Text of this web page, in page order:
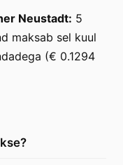
Neustadt: 5
maksab sel kuul
(€ 0.1294